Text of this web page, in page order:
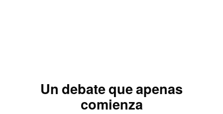
Un debate que apenas
comienza